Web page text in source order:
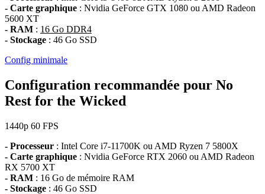
- Carte graphique : Nvidia GeForce GTX 1080 ou AMD Radeon
5600 XT
- RAM : 16 Go DDR4
- Stockage : 46 Go SSD
Config minimale
Configuration recommandée pour No
Rest for the Wicked
1440p 60 FPS
- Processeur : Intel Core i7-11700K ou AMD Ryzen 7 5800X
- Carte graphique : Nvidia GeForce RTX 2060 ou AMD Radeon
RX 5700 XT
- RAM : 16 Go de mémoire RAM
- Stockage : 46 Go SSD